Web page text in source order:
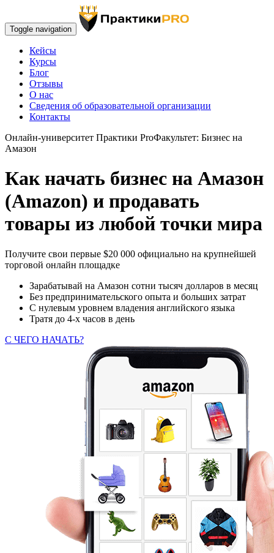
Toggle navigation
Кейсы
Курсы
Блог
Отзывы
О нас
Сведения об образовательной организации
Контакты
Онлайн-университет Практики ProФакультет: Бизнес на
Амазон
Как начать бизнес на Амазон
(Amazon) и продавать
товары из любой точки мира
Получите свои первые $20 000 официально на крупнейшей
торговой онлайн площадке
Зарабатывай на Амазон сотни тысяч долларов в месяц
Без предпринимательского опыта и больших затрат
С нулевым уровнем владения английского языка
Тратя до 4-х часов в день
С ЧЕГО НАЧАТЬ?